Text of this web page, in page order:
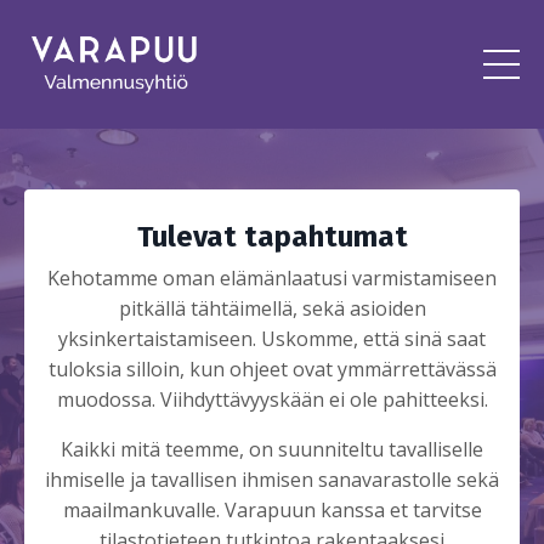
Tulevat tapahtumat
Kehotamme oman elämänlaatusi varmistamiseen
pitkällä tähtäimellä, sekä asioiden
yksinkertaistamiseen. Uskomme, että sinä saat
tuloksia silloin, kun ohjeet ovat ymmärrettävässä
muodossa. Viihdyttävyyskään ei ole pahitteeksi.
Kaikki mitä teemme, on suunniteltu tavalliselle
ihmiselle ja tavallisen ihmisen sanavarastolle sekä
maailmankuvalle. Varapuun kanssa et tarvitse